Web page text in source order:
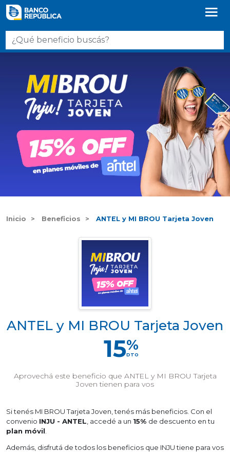
Inicio Beneficios ANTEL y MI BROU Tarjeta Joven
ANTEL y MI BROU Tarjeta Joven
15%
DTO
Aprovechá este beneficio que ANTEL y MI BROU Tarjeta
Joven tienen para vos
Si tenés MI BROU Tarjeta Joven, tenés más beneficios. Con el
convenio INJU - ANTEL , accedé a un 15% de descuento en tu
plan móvil
Además, disfrutá de todos los beneficios que INJU tiene para vos